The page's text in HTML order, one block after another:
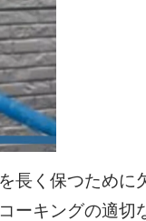
長く保つために
ーキングの適切